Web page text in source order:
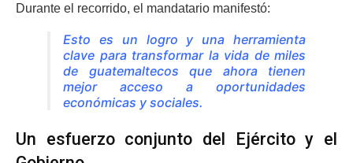
Durante el recorrido, el mandatario manifestó:
Esto es un logro y una herramienta
clave para transformar la vida de miles
de guatemaltecos que ahora tienen
mejor acceso a oportunidades
económicas y sociales.
Un esfuerzo conjunto del Ejército y el